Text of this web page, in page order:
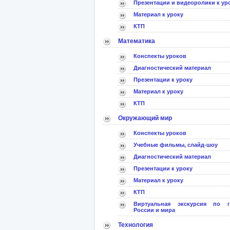
Презентации и видеоролики к
Материал к уроку
КТП
Математика
Конспекты уроков
Диагностический материал
Презентации к уроку
Материал к уроку
КТП
Окружающий мир
Конспекты уроков
Учебные фильмы, слайд-шоу
Диагностический материал
Презентации к уроку
Материал к уроку
КТП
Виртуальная экскурсия по
России и мира
Технология